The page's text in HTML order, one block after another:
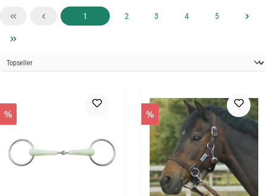
Seite
1 Seite
2 Seite
3 Seite
4 Seite
5
% %